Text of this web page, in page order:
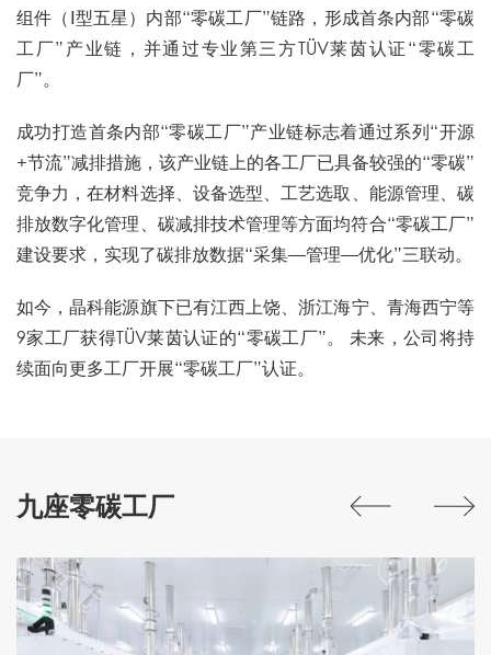
组件（Ⅰ型五星）内部“零碳工厂”链路，形成首条内部“零碳
工厂”产业链，并通过专业第三方TÜV莱茵认证“零碳工
厂”。
成功打造首条内部“零碳工厂”产业链标志着通过系列“开源
+节流”减排措施，该产业链上的各工厂已具备较强的“零碳”
竞争力，在材料选择、设备选型、工艺选取、能源管理、碳
排放数字化管理、碳减排技术管理等方面均符合“零碳工厂”
建设要求，实现了碳排放数据“采集—管理—优化”三联动。
如今，晶科能源旗下已有江西上饶、浙江海宁、青海西宁等
9家工厂获得TÜV莱茵认证的“零碳工厂”。 未来，公司将持
续面向更多工厂开展“零碳工厂”认证。
九座零碳工厂